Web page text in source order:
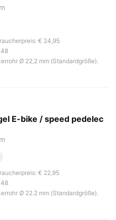
€ 24,95
Ø 22,2 mm (Standardgröße).
E-bike / speed pedelec
€ 22,95
Ø 22.2 mm (Standardgröße).